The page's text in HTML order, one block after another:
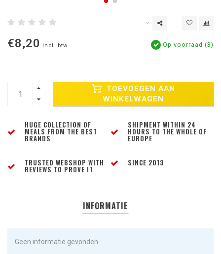
€8,20 Incl. btw Op voorraad (3)
TOEVOEGEN AAN
WINKELWAGEN
HUGE COLLECTION OF
MEALS FROM THE BEST
BRANDS
SHIPMENT WITHIN 24
HOURS TO THE WHOLE OF
EUROPE
TRUSTED WEBSHOP WITH
REVIEWS TO PROVE IT
SINCE 2013
INFORMATIE
Geen informatie gevonden